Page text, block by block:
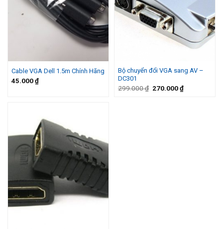
Cable VGA Dell 1.5m Chính Hãng
45.000₫
Bộ chuyển đổi VGA sang AV –
DC301
299.000₫ Giá
270.000₫Giá